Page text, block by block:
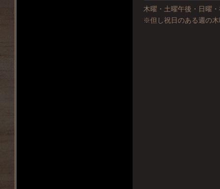
木曜・土曜午後・日曜
※但し祝日のある週の